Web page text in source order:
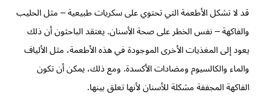
قد لا تشكل الأطعمة التي تحتوي على سكريات طبيعية – مثل الحليب
والفاكهة – نفس الخطر على صحة الأسنان. يعتقد الباحثون أن ذلك
يعود إلى المغذيات الأخرى الموجودة في هذه الأطعمة، مثل الألياف
والماء والكالسيوم ومضادات الأكسدة. ومع ذلك، يمكن أن تكون
الفاكهة المجففة مشكلة للأسنان لأنها تعلق بينها.